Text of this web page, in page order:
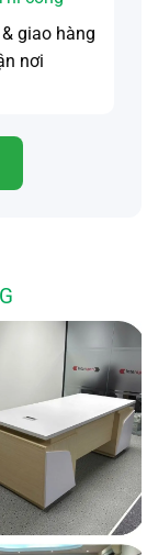
giao hàng
nơi